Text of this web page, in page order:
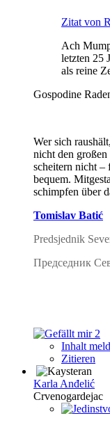
Zitat von
Ach
letzten 25
als reine
Gospodine
Wer sich
nicht den
scheitern nicht –
bequem.
schimpfen über
Tomislav Batić
Predsjednik
Председник
2
Inhalt
Zitieren
Karla Anđelić
Crvenogardejac